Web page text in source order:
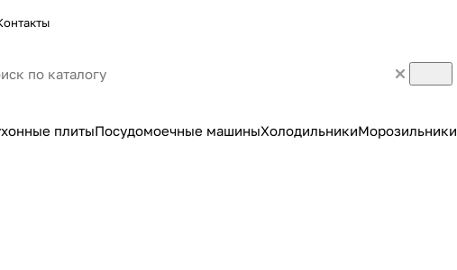
плитыПосудомоечные машиныХолодильникиМорозильники